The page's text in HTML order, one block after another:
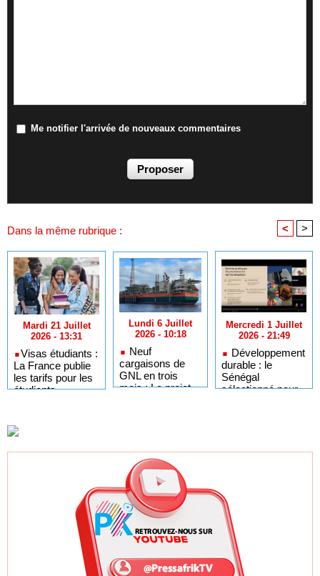
Me notifier l'arrivée de nouveaux commentaires
Dans la même rubrique : < >
Mardi 21 Juillet
2026 - 13:31
​Visas étudiants :
La France publie
les tarifs pour les
étudiants
africains
Lundi 6 Juillet
2026 - 10:18
Neuf
cargaisons de
GNL en trois
mois : Le projet
Mercredi 1 Juillet
2026 - 21:49
Développement
durable : le
Sénégal
sélectionné pour
ODD